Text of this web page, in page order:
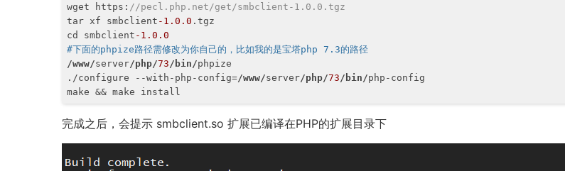
wget https: //pecl.php.net/get/smbclient-1.0.0.tgz
tar xf smbclient -1.0 .0 .tgz
cd smbclient -1.0 .0
#下面的phpize路径需修改为你自己的，比如我的是宝塔php 7.3的路径
/www/server/php/73 /bin/phpize
./configure --with-php-config=/www/server/php/73 /bin/php-config
make && make install
完成之后，会提示 smbclient.so 扩展已编译在PHP的扩展目录下